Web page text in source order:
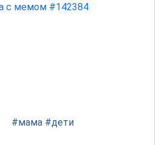
#мама #дети